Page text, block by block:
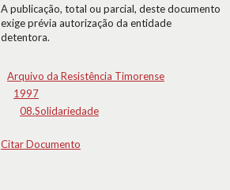
A publicação, total ou parcial, deste documento
exige prévia autorização da entidade
detentora.
Arquivo da Resistência Timorense
1997
08.Solidariedade
Citar Documento